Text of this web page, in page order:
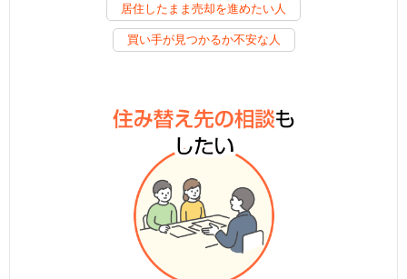
居住したまま売却を進めたい人
買い手が見つかるか不安な人